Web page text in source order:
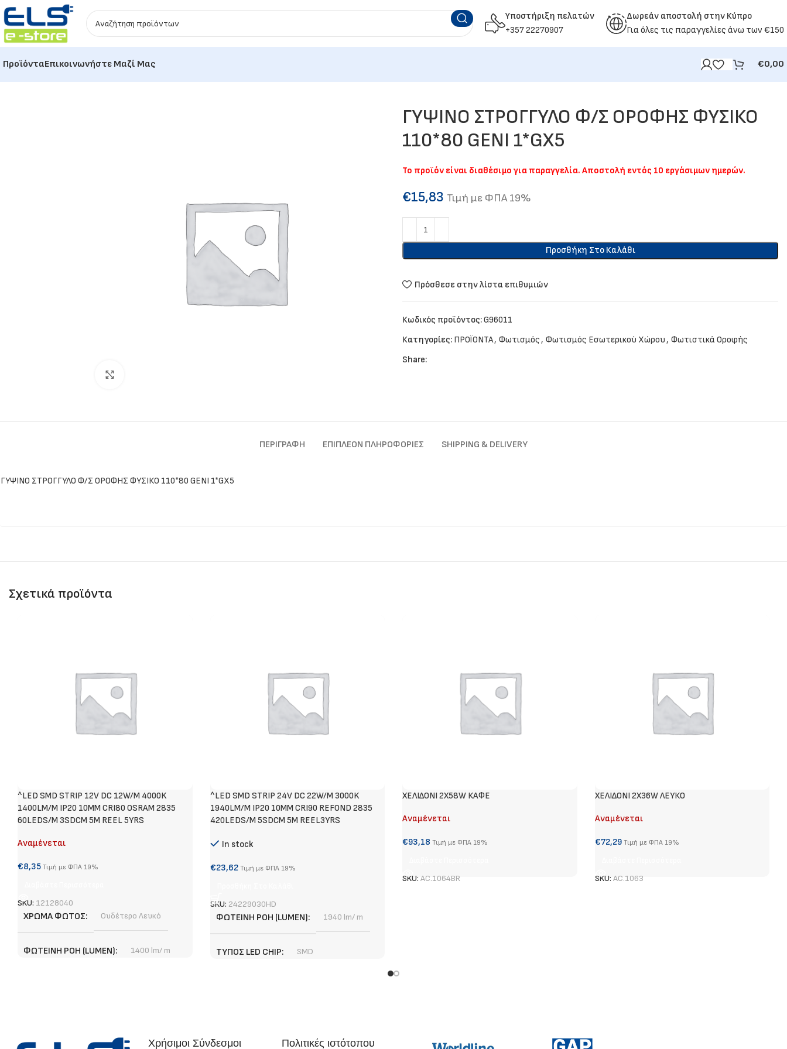
Υποστήριξη πελατών
+357 22270907
Δωρεάν αποστολή στην Κύπρο
Για όλες τις παραγγελίες άνω των €150
ΠροϊόνταΕπικοινωνήστε Μαζί Μας €0,00
ΓΥΨΙΝΟ ΣΤΡΟΓΓΥΛΟ Φ/Σ ΟΡΟΦΗΣ ΦΥΣΙΚΟ
110*80 GENI 1*GX5
Το προϊόν είναι διαθέσιμο για παραγγελία. Αποστολή εντός 10 εργάσιμων ημερών.
€15,83 Τιμή με ΦΠΑ 19%
Προσθήκη Στο Καλάθι
Πρόσθεσε στην λίστα επιθυμιών
Κωδικός προϊόντος:G96011
Κατηγορίες: ΠΡΟΪΟΝΤΑ, Φωτισμός, Φωτισμός Εσωτερικού Χώρου, Φωτιστικά Οροφής
Share:
ΠΕΡΙΓΡΑΦΉ ΕΠΙΠΛΈΟΝ ΠΛΗΡΟΦΟΡΊΕΣ SHIPPING & DELIVERY
ΓΥΨΙΝΟ ΣΤΡΟΓΓΥΛΟ Φ/Σ ΟΡΟΦΗΣ ΦΥΣΙΚΟ 110*80 GENI 1*GX5
Σχετικά προϊόντα
^LED SMD STRIP 12V DC 12W/M 4000K
1400LM/M IP20 10MM CRI80 OSRAM 2835
60LEDS/M 3SDCM 5M REEL 5YRS
Αναμένεται
€8,35 Τιμή με ΦΠΑ 19%
SKU: 12128040
ΧΡΏΜΑ ΦΩΤΌΣ Ουδέτερο Λευκό
ΦΩΤΕΙΝΉ ΡΟΉ (LUMEN) 1400 lm/ m
^LED SMD STRIP 24V DC 22W/M 3000K
1940LM/M IP20 10MM CRI90 REFOND 2835
420LEDS/M 5SDCM 5M REEL3YRS
In stock
€23,62 Τιμή με ΦΠΑ 19%
SKU: 24229030HD
ΦΩΤΕΙΝΉ ΡΟΉ (LUMEN) 1940 lm/ m
ΤΎΠΟΣ LED CHIP SMD
ΧΕΛΙΔΟΝΙ 2X58W ΚΑΦΕ
Αναμένεται
€93,18 Τιμή με ΦΠΑ 19%
SKU: AC.1064BR
ΧΕΛΙΔΟΝΙ 2Χ36W ΛΕΥΚΟ
Αναμένεται
€72,29 Τιμή με ΦΠΑ 19%
SKU: AC.1063
Χρήσιμοι Σύνδεσμοι Πολιτικές ιστότοπου